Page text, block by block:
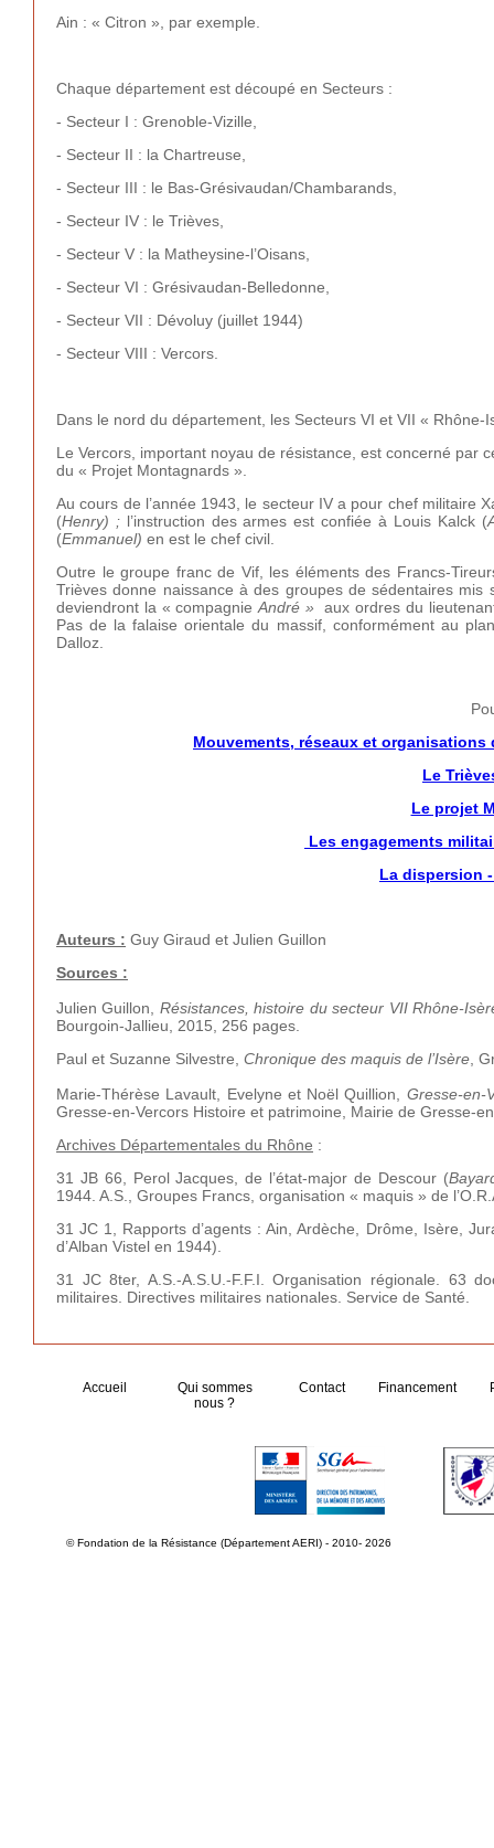
Ain : « Citron », par exemple.
Chaque département est découpé en Secteurs :
- Secteur I : Grenoble-Vizille,
- Secteur II : la Chartreuse,
- Secteur III : le Bas-Grésivaudan/Chambarands,
- Secteur IV : le Trièves,
- Secteur V : la Matheysine-l’Oisans,
- Secteur VI : Grésivaudan-Belledonne,
- Secteur VII : Dévoluy (juillet 1944)
- Secteur VIII : Vercors.
Dans le nord du département, les Secteurs VI et VII «
Le Vercors, important noyau de résistance, est concerné par
du « Projet Montagnards ».
Au cours de l’année 1943, le secteur IV a pour chef militaire
(Henry) ; l’instruction des armes est confiée à Louis Kalck (
(Emmanuel) en est le chef civil.
Outre le groupe franc de Vif, les éléments des Francs-
Trièves donne naissance à des groupes de sédentaires mis
deviendront la « compagnieAndré »
aux ordres du
Pas de la falaise orientale du massif, conformément au
Dalloz.
Mouvements, réseaux et
Le
Le projet
Les engagements
La dispersion
Auteurs : Guy Giraud et Julien Guillon
Sources :
Julien Guillon, Résistances, histoire du secteur VII Rhône-
Bourgoin-Jallieu, 2015, 256 pages.
Paul et Suzanne Silvestre, Chronique des maquis de l’Isère ,
Marie-Thérèse Lavault, Evelyne et Noël Quillion, Gresse-en-
Gresse-en-Vercors Histoire et patrimoine, Mairie de Gresse-
Archives Départementales du Rhône :
31 JB 66, Perol Jacques, de l’état-major de Descour (
1944. A.S., Groupes Francs, organisation « maquis » de
31 JC 1, Rapports d’agents : Ain, Ardèche, Drôme, Isère,
d’Alban Vistel en 1944).
31 JC 8ter, A.S.-A.S.U.-F.F.I. Organisation régionale. 63
militaires. Directives militaires nationales. Service de Santé.
Accueil
Qui sommes
nous ?
Contact Financement
© Fondation de la Résistance (Département AERI) - 2010- 2026